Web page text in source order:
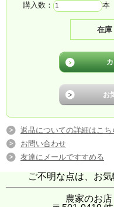
購入数： 本
在庫
返品についての詳細はこち
お問い合わせ
友達にメールですすめる
ご不明な点は、お
農家のお店